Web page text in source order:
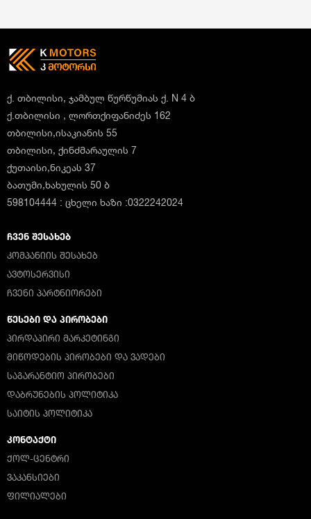
ქ. თბილისი, ჯამბულ წურწუმიას ქ. N 4 ბ
ქ.თბილისი , ლორთქიფანიძეს 162
თბილისი,ისაკიანის 55
თბილისი, ქინძმარაულის 7
ქუთაისი,ნიკეას 37
ბათუმი,ხახულის 50 ბ
598104444 : ცხელი ხაზი :0322242024
ᲩᲕᲔᲜ ᲨᲔᲡᲐᲮᲔᲑ
ᲙᲝᲛᲞᲐᲜᲘᲘᲡ ᲨᲔᲡᲐᲮᲔᲑ
ᲐᲕᲢᲝᲡᲔᲠᲕᲘᲡᲘ
ᲩᲕᲔᲜᲘ ᲞᲐᲠᲢᲜᲘᲝᲠᲔᲑᲘ
ᲬᲔᲡᲔᲑᲘ ᲓᲐ ᲞᲘᲠᲝᲑᲔᲑᲘ
ᲞᲘᲠᲓᲐᲞᲘᲠᲘ ᲛᲐᲠᲙᲔᲢᲘᲜᲒᲘ
ᲛᲘᲬᲝᲓᲔᲑᲘᲡ ᲞᲘᲠᲝᲑᲔᲑᲘ ᲓᲐ ᲕᲐᲓᲔᲑᲘ
ᲡᲐᲒᲐᲠᲐᲜᲢᲘᲝ ᲞᲘᲠᲝᲑᲔᲑᲘ
ᲓᲐᲑᲠᲣᲜᲔᲑᲘᲡ ᲞᲝᲚᲘᲢᲘᲙᲐ
ᲡᲐᲘᲢᲘᲡ ᲞᲝᲚᲘᲢᲘᲙᲐ
ᲙᲝᲜᲢᲐᲥᲢᲘ
ᲥᲝᲚ-ᲪᲔᲜᲢᲠᲘ
ᲕᲐᲙᲐᲜᲡᲘᲔᲑᲘ
ᲤᲘᲚᲘᲐᲚᲔᲑᲘ